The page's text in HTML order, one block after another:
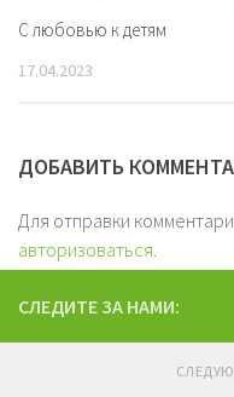
С любовью к детям
17.04.2023
ДОБАВИТЬ
Для отправки
авторизоваться
СЛЕДИТЕ ЗА НАМИ: